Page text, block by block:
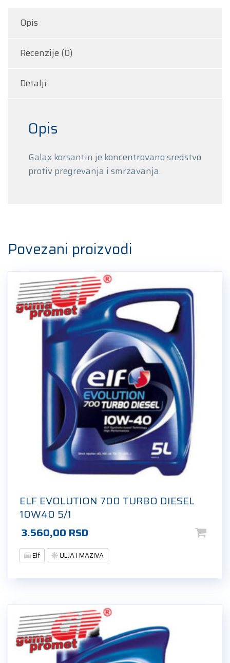
Opis
Recenzije (0)
Detalji
Opis
Galax korsantin je koncentrovano sredstvo
protiv pregrevanja i smrzavanja.
Povezani proizvodi
ELF EVOLUTION 700 TURBO DIESEL
10W40 5/1
3.560,00 RSD
Elf ULJA I MAZIVA